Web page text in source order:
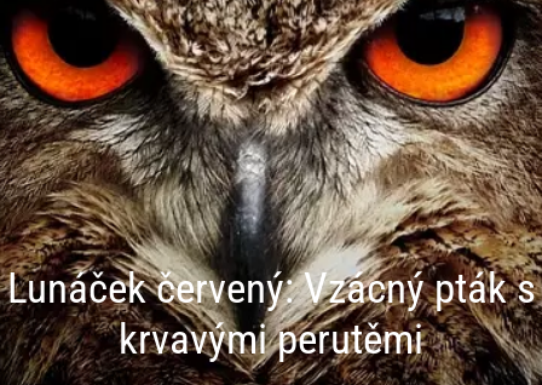
Lunáček červený: Vzácný pták s
krvavými perutěmi